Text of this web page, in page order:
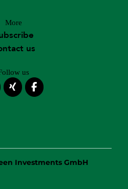
More
us
us
Investments GmbH